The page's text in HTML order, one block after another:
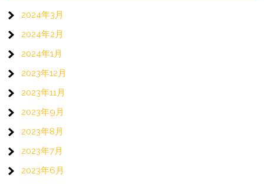
ー
シ
ョ
ン
2024年3月
2024年2月
2024年1月
2023年12月
2023年11月
2023年9月
2023年8月
2023年7月
2023年6月